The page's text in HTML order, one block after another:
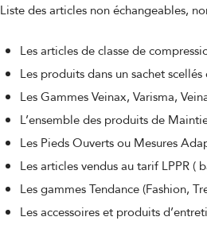
Liste des articles non échangeables,
Les articles de classe de
Les produits dans un sachet
Les Gammes Veinax, Varisma,
L’ensemble des produits de
Les Pieds Ouverts ou Mesures
Les articles vendus au tarif LPPR (
Les gammes Tendance (Fashion,
Les accessoires et produits